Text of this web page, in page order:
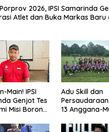
2026, IPSI Samarinda
Atlet dan Buka Markas Baru
Main! IPSI
Genjot Tes
Misi Borong
Adu Skill dan
13 Anggana-
Meriah